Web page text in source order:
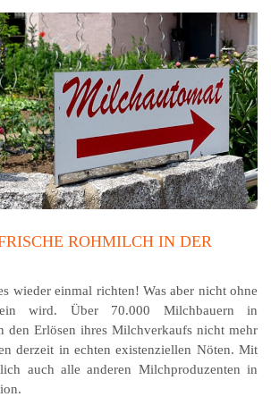
ROHMILCH IN DER
wieder einmal richten! Was aber nicht ohne
wird. Über 70.000 Milchbauern in
den Erlösen ihres Milchverkaufs nicht mehr
derzeit in echten existenziellen Nöten. Mit
auch alle anderen Milchproduzenten in